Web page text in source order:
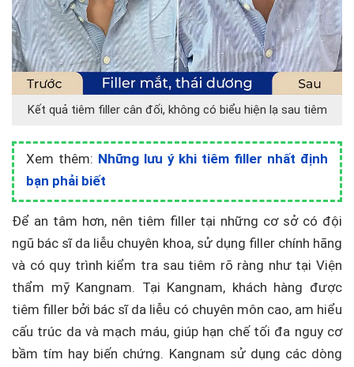
Kết quả tiêm filler cân đối, không có biểu hiện lạ sau tiêm
Xem thêm: Những lưu ý khi tiêm filler nhất định
bạn phải biết
Để an tâm hơn, nên tiêm filler tại những cơ sở có đội
ngũ bác sĩ da liễu chuyên khoa, sử dụng filler chính hãng
và có quy trình kiểm tra sau tiêm rõ ràng như tại Viện
thẩm mỹ Kangnam. Tại Kangnam, khách hàng được
tiêm filler bởi bác sĩ da liễu có chuyên môn cao, am hiểu
cấu trúc da và mạch máu, giúp hạn chế tối đa nguy cơ
bầm tím hay biến chứng. Kangnam sử dụng các dòng